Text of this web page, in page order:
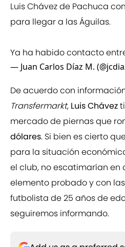
Luis Chávez de Pachuca
para llegar a las Águilas.
Ya ha habido contacto
— Juan Carlos Díaz M.
De acuerdo con
Transfermarkt, Luis Chávez
mercado de piernas que
dólares. Si bien es cierto
para la situación
el club, no escatimarían en
elemento probado y con
futbolista de 25 años de
seguiremos informando.